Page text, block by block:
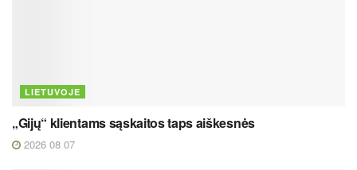
LIETUVOJE
„Gijų“ klientams sąskaitos taps aiškesnės
2026 08 07